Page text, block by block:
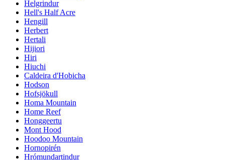
Helgrindur
Hell's Half Acre
Hengill
Herbert
Hertali
Hijiori
Hiri
Hiuchi
Caldeira d'Hobicha
Hodson
Hofsjökull
Homa Mountain
Home Reef
Honggeertu
Mont Hood
Hoodoo Mountain
Hornopirén
Hrómundartindur